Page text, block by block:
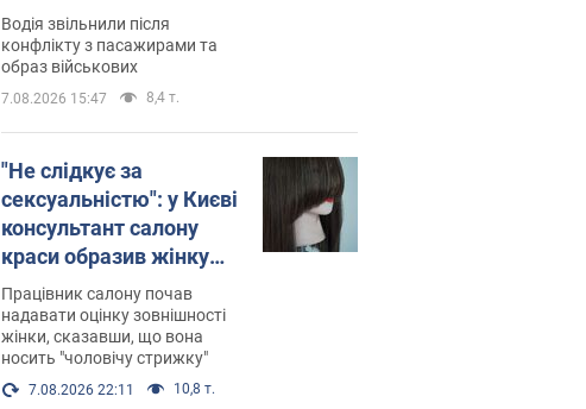
і поплатився. Відео
Водія звільнили після
конфлікту з пасажирами та
образ військових
7.08.2026 15:47 8,4 т.
"Не слідкує за
сексуальністю": у Києві
консультант салону
краси образив жінку
після хімієтерапії,
розгорівся скандал.
Фото
Працівник салону почав
надавати оцінку зовнішності
жінки, сказавши, що вона
носить "чоловічу стрижку"
7.08.2026 22:11 10,8 т.